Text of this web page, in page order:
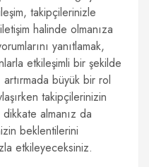
takipçilerinizle
halinde olmanıza
yanıtlamak,
etkileşimli bir şekilde
artırmada büyük bir rol
takipçilerinizin
almanız da
beklentilerini
etkileyeceksiniz.